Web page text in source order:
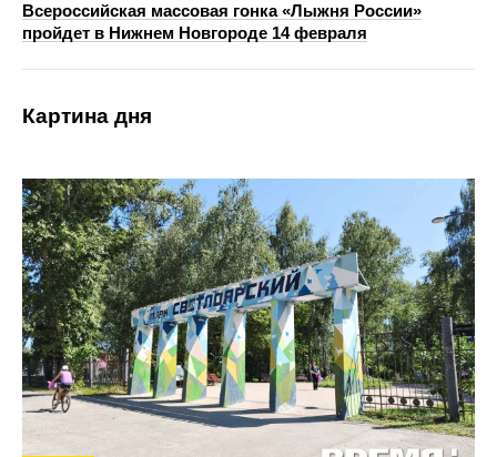
Всероссийская массовая гонка «Лыжня России»
пройдет в Нижнем Новгороде 14 февраля
Картина дня